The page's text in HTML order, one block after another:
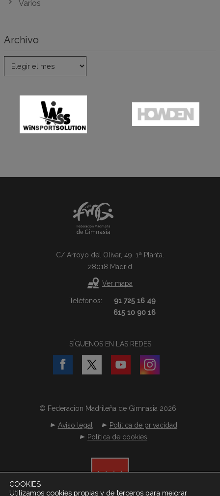
Varios
Archivo
C/ Arroyo del Olivar, 49. 1ª Planta.
28018 Madrid
Ver mapa
Teléfonos:
91 725 16 49
615 10 90 16
SÍGUENOS EN LAS REDES
© Federacion Madrileña de Gimnasia 2026
Aviso legal
Política de privacidad
Política de cookies
COOKIES
Utilizamos cookies propias y de terceros para mejorar